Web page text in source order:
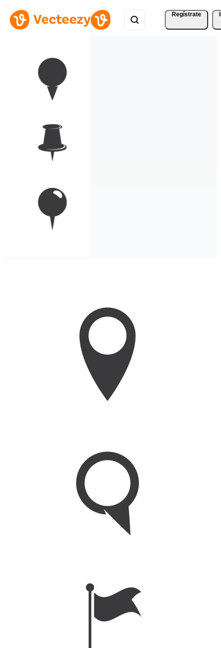
Regístrate